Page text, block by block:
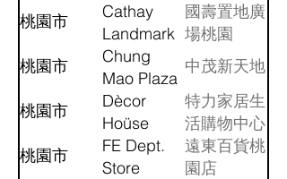
桃園市
Cathay
Landmark
Taoyuan
國壽置地廣
場桃園
桃園市
Chung
Mao Plaza
中茂新天地
桃園市
Dècor
Hoüse
Taoyuan
特力家居生
活購物中心
桃園市
FE Dept.
Store
遠東百貨桃
園店